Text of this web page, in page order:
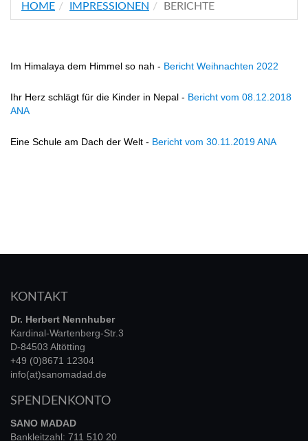
HOME IMPRESSIONEN BERICHTE
Im Himalaya dem Himmel so nah - Bericht Weihnachten 2022
Ihr Herz schlägt für die Kinder in Nepal - Bericht vom 08.12.2018
ANA
Eine Schule am Dach der Welt - Bericht vom 30.11.2019 ANA
KONTAKT
Dr. Herbert Nennhuber
Kardinal-Wartenberg-Str.3
D-84503 Altötting
+49 (0)8671 12304
info(at)sanomadad.de
SPENDENKONTO
SANO MADAD
Bankleitzahl: 711 510 20